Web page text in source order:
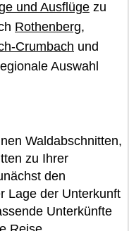
und Ausflüge zu
Rothenberg,
Crumbach und
Auswahl
Waldabschnitten,
zu Ihrer
den
Lage der Unterkunft
Unterkünfte